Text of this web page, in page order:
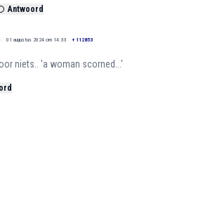
Antwoord
01 augustus 2024 om 14:33 + 112853
niets.. 'a woman scorned...'